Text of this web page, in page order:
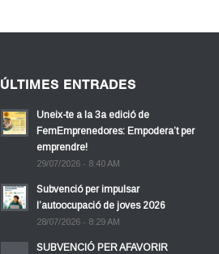
ÚLTIMES ENTRADES
Uneix-te a la 3a edició de
FemEmprenedores: Empodera’t per
emprendre!
29/07/2026 - 8:40 AM
Subvenció per impulsar
l’autoocupació de joves 2026
28/07/2026 - 8:29 AM
SUBVENCIÓ PER AFAVORIR